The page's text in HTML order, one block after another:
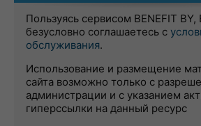
Пользуясь сервисом BENEFIT BY,
безусловно соглашаетесь с
обслуживания.
Использование и размещение
сайта возможно только с
администрации и с указанием
гиперссылки на данный ресурс